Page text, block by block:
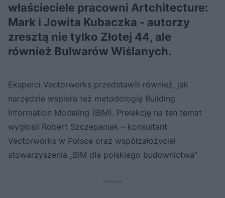
właścieciele pracowni Artchitecture:
Mark i Jowita Kubaczka - autorzy
zresztą nie tylko Złotej 44, ale
również Bulwarów Wiślanych.
Eksperci Vectorworks przedstawili również, jak
narzędzie wspiera też metodologię Building
Information Modeling (BIM). Prelekcję na ten temat
wygłosił Robert Szczepaniak – konsultant
Vectorworks w Polsce oraz współzałożyciel
stowarzyszenia „BIM dla polskiego budownictwa”